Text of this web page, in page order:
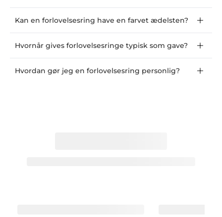
Kan en forlovelsesring have en farvet ædelsten?
Hvornår gives forlovelsesringe typisk som gave?
Hvordan gør jeg en forlovelsesring personlig?